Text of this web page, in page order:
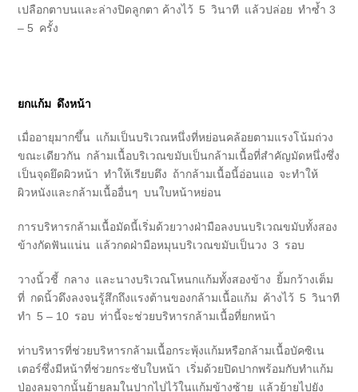
เปลือกตาบนและล่างปิดลูกตา ค้างไว้ 5 วินาที แล้วปล่อย ทำซ้ำ 3
– 5 ครั้ง
ยกแก้ม ดึงหน้า
เมื่ออายุมากขึ้น แก้มเป็นบริเวณหนึ่งที่หย่อนคล้อยตามแรงโน้มถ่วง
ขณะเดียวกัน กล้ามเนื้อบริเวณขมับเป็นกล้ามเนื้อที่สำคัญมัดหนึ่งซึ่ง
เป็นจุดยึดผิวหน้า ทำให้เรียบตึง ถ้ากล้ามเนื้อนี้อ่อนแอ จะทำให้
ผิวหนังและกล้ามเนื้ออื่นๆ บนใบหน้าหย่อน
การบริหารกล้ามเนื้อมัดนี้เริ่มด้วยวางฝ่ามือลงบนบริเวณขมับทั้งสอง
ข้างกัดฟันแน่น แล้วกดฝ่ามือหมุนบริเวณขมับเป็นวง 3 รอบ
วางนิ้วชี้ กลาง และนางบริเวณโหนกแก้มทั้งสองข้าง ยิ้มกว้างเต็ม
ที่ กดนิ้วดึงลงจนรู้สึกถึงแรงต้านของกล้ามเนื้อแก้ม ค้างไว้ 5 วินาที
ทำ 5 – 10 รอบ ท่านี้จะช่วยบริหารกล้ามเนื้อที่ยกหน้า
ท่าบริหารที่ช่วยบริหารกล้ามเนื้อกระพุ้งแก้มหรือกล้ามเนื้อบัคซิเน
เตอร์ซึ่งมีหน้าที่ช่วยกระชับใบหน้า เริ่มด้วยปิดปากพร้อมกับทำแก้ม
ป่องลมจากนั้นย้ายลมในปากไปไว้ในแก้มข้างซ้าย แล้วย้ายไปยัง